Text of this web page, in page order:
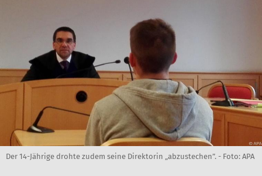
Der 14-Jährige drohte zudem seine Direktorin „abzustechen”. - Foto: APA